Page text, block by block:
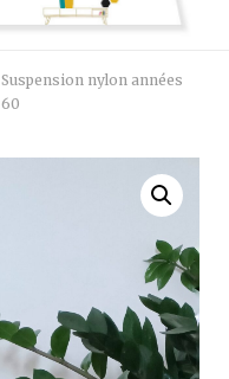
n
g
C
a
Suspension nylon années
60